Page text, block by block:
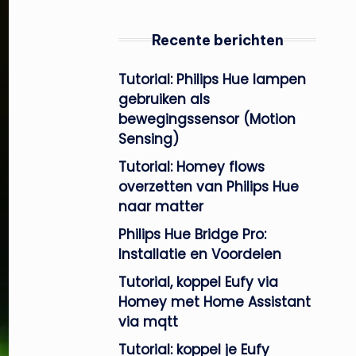
Recente berichten
Tutorial: Philips Hue lampen
gebruiken als
bewegingssensor (Motion
Sensing)
Tutorial: Homey flows
overzetten van Philips Hue
naar matter
Philips Hue Bridge Pro:
Installatie en Voordelen
Tutorial, koppel Eufy via
Homey met Home Assistant
via mqtt
Tutorial: koppel je Eufy